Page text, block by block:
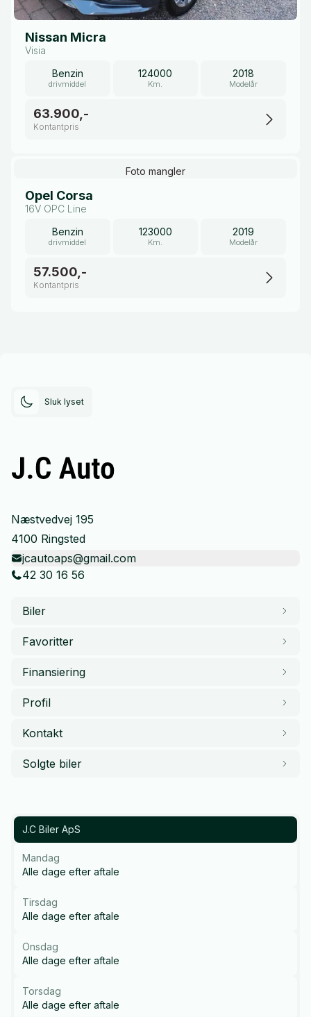
Nissan Micra
Visia
Benzin
drivmiddel
124000
Km.
2018
Modelår
63.900,-
Kontantpris
Foto mangler
Opel Corsa
16V OPC Line
Benzin
drivmiddel
123000
Km.
2019
Modelår
57.500,-
Kontantpris
Sluk lyset
Næstvedvej 195
4100 Ringsted
jcautoaps@gmail.com
42 30 16 56
Biler
Favoritter
Finansiering
Profil
Kontakt
Solgte biler
J.C Biler ApS
Mandag
Alle dage efter aftale
Tirsdag
Alle dage efter aftale
Onsdag
Alle dage efter aftale
Torsdag
Alle dage efter aftale